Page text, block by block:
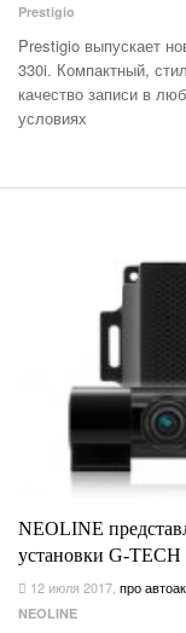
Prestigio
Prestigio выпускает
330i. Компактный,
качество записи в
условиях
NEOLINE
установки G-TECH
12 июля 2017 про
NEOLINE